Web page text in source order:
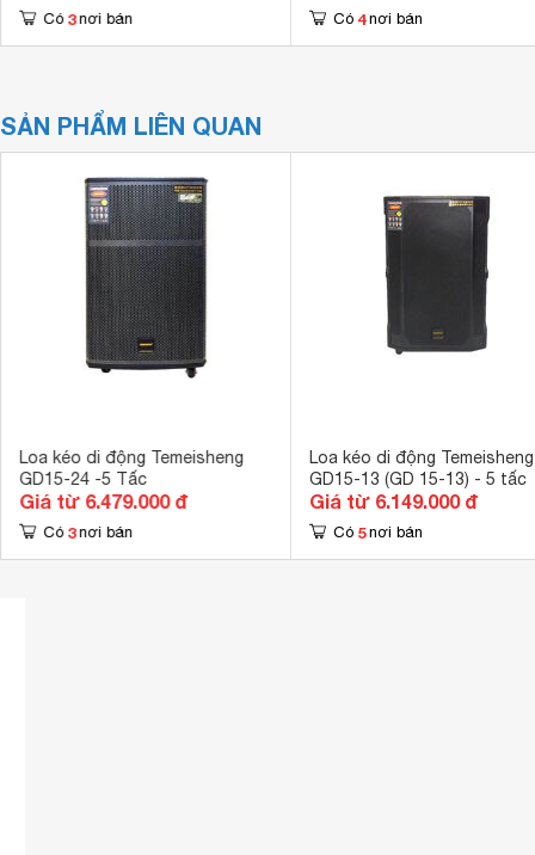
Có 3 nơi bán Có 4 nơi bán
SẢN PHẨM LIÊN QUAN
Loa kéo di động Temeisheng
GD15-24 -5 Tấc
Giá từ 6.479.000 đ
Có 3 nơi bán
Loa kéo di động Temeisheng
GD15-13 (GD 15-13) - 5 tấc
Giá từ 6.149.000 đ
Có 5 nơi bán